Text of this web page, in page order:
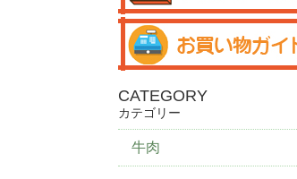
CATEGORY
カテゴリー
牛肉